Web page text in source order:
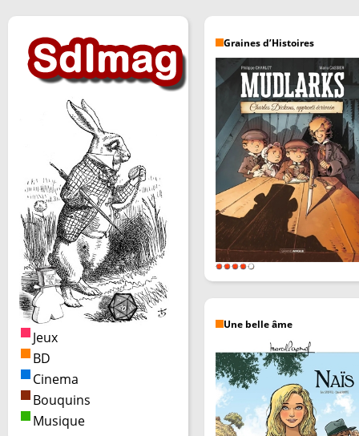
Jeux
BD
Cinema
Bouquins
Musique
Graines d’Histoires
Une belle âme